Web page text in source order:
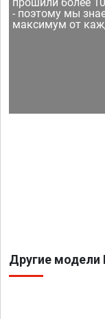
- поэтому мы
максимум от
Другие модели